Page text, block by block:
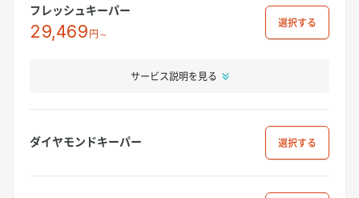
フレッシュキーパー
29,469円～
選択
サービス説明を見る
ダイヤモンドキーパー 選択